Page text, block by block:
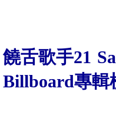
饒舌歌手21
Billboard專輯